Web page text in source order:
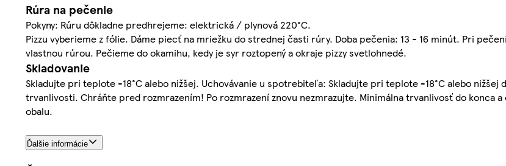
Rúra na pečenie
Pokyny: Rúru dôkladne predhrejeme: elektrická / plynová 220°C.
Pizzu vyberieme z fólie. Dáme piecť na mriežku do strednej časti rúry. Doba pečenia: 13 - 16 minút. Pri
vlastnou rúrou. Pečieme do okamihu, kedy je syr roztopený a okraje pizzy svetlohnedé.
Skladovanie
Skladujte pri teplote -18°C alebo nižšej. Uchovávanie u spotrebiteľa: Skladujte pri teplote -18°C alebo nižšej
trvanlivosti. Chráňte pred rozmrazením! Po rozmrazení znovu nezmrazujte. Minimálna trvanlivosť do konca
obalu.
Ďalšie informácie